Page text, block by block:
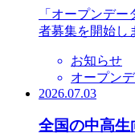
「オープンデ
者募集を開始し
お知らせ
オープン
2026.07.03
全国の中高